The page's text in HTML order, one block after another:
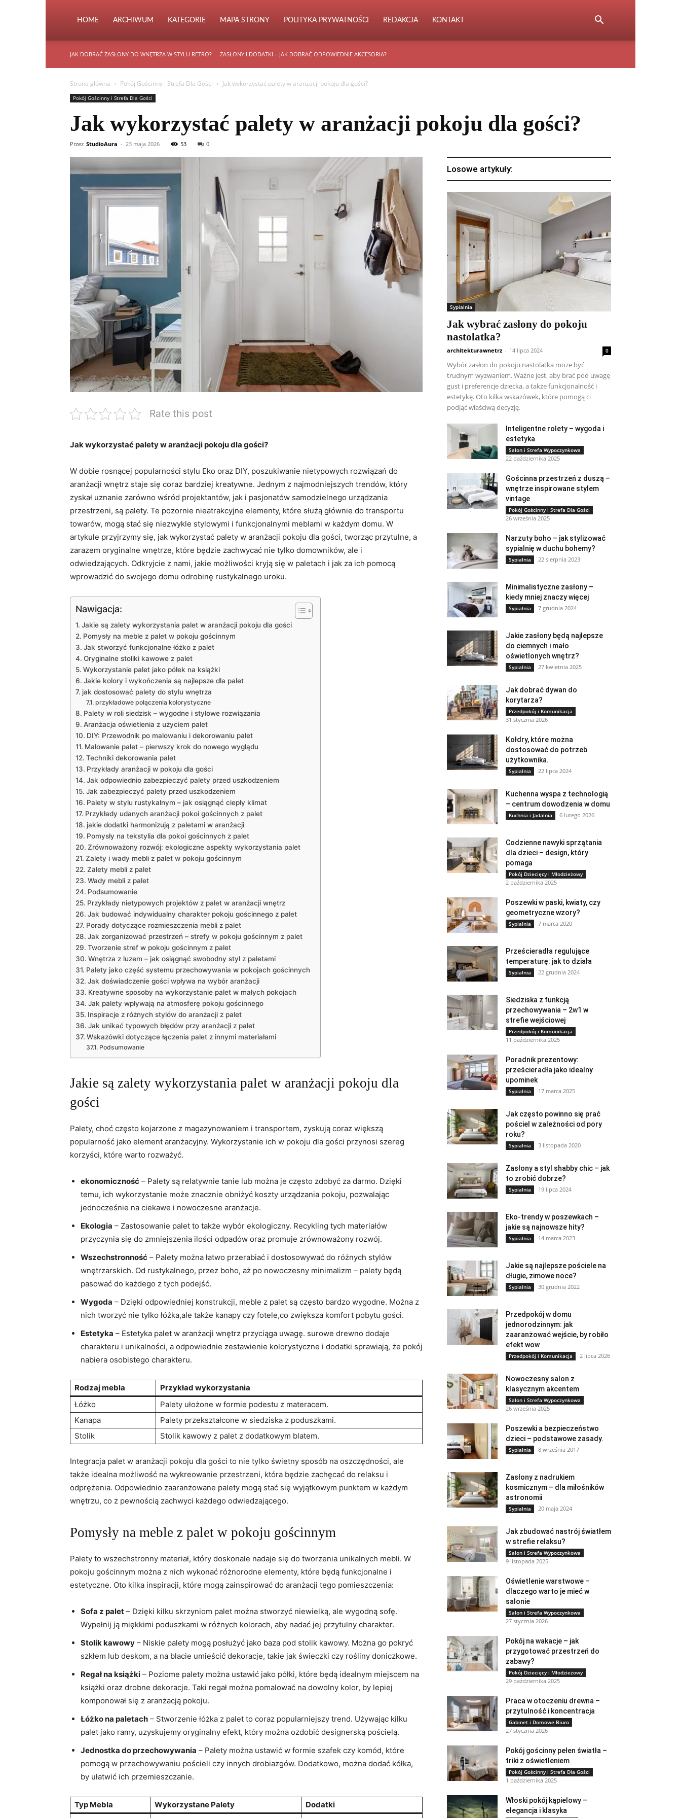
HOME ARCHIWUM KATEGORIE MAPA STRONY POLITYKA PRYWATNOŚCI REDAKCJA KONTAKT
JAK DOBRAĆ ZASŁONY DO WNĘTRZA W STYLU RETRO? ZASŁONY I DODATKI – JAK DOBRAĆ ODPOWIEDNIE AKCESORIA?
Strona główna Pokój Gościnny i Strefa Dla Gości Jak wykorzystać palety w aranżacji pokoju dla gości?
Pokój Gościnny i Strefa Dla Gości
Jak wykorzystać palety w aranżacji pokoju dla gości?
Przez StudioAura - 23 maja 2026 53 0
Rate this post
Jak wykorzystać palety w aranżacji pokoju dla gości?
W dobie rosnącej popularności stylu Eko oraz DIY, poszukiwanie nietypowych rozwiązań do
aranżacji wnętrz staje się coraz bardziej kreatywne. Jednym z najmodniejszych trendów, który
zyskał uznanie zarówno wśród projektantów, jak i pasjonatów samodzielnego urządzania
przestrzeni, są palety. Te pozornie nieatrakcyjne elementy, które służą głównie do transportu
towarów, mogą stać się niezwykle stylowymi i funkcjonalnymi meblami w każdym domu. W
artykule przyjrzymy się, jak wykorzystać palety w aranżacji pokoju dla gości, tworząc przytulne, a
zarazem oryginalne wnętrze, które będzie zachwycać nie tylko domowników, ale i
odwiedzających. Odkryjcie z nami, jakie możliwości kryją się w paletach i jak za ich pomocą
wprowadzić do swojego domu odrobinę rustykalnego uroku.
Nawigacja:
Jakie są zalety wykorzystania palet w aranżacji pokoju dla gości
Pomysły na meble z palet w pokoju gościnnym
Jak stworzyć funkcjonalne łóżko z palet
Oryginalne stoliki kawowe z palet
Wykorzystanie palet jako półek na książki
Jakie kolory i wykończenia są najlepsze dla palet
jak dostosować palety do stylu wnętrza
przykładowe połączenia kolorystyczne
Palety w roli siedzisk – wygodne i stylowe rozwiązania
Aranżacja oświetlenia z użyciem palet
DIY: Przewodnik po malowaniu i dekorowaniu palet
Malowanie palet – pierwszy krok do nowego wyglądu
Techniki dekorowania palet
Przykłady aranżacji w pokoju dla gości
Jak odpowiednio zabezpieczyć palety przed uszkodzeniem
Jak zabezpieczyć palety przed uszkodzeniem
Palety w stylu rustykalnym – jak osiągnąć ciepły klimat
Przykłady udanych aranżacji pokoi gościnnych z palet
jakie dodatki harmonizują z paletami w aranżacji
Pomysły na tekstylia dla pokoi gościnnych z palet
Zrównoważony rozwój: ekologiczne aspekty wykorzystania palet
Zalety i wady mebli z palet w pokoju gościnnym
Zalety mebli z palet
Wady mebli z palet
Podsumowanie
Przykłady nietypowych projektów z palet w aranżacji wnętrz
Jak budować indywidualny charakter pokoju gościnnego z palet
Porady dotyczące rozmieszczenia mebli z palet
Jak zorganizować przestrzeń – strefy w pokoju gościnnym z palet
Tworzenie stref w pokoju gościnnym z palet
Wnętrza z luzem – jak osiągnąć swobodny styl z paletami
Palety jako część systemu przechowywania w pokojach gościnnych
Jak doświadczenie gości wpływa na wybór aranżacji
Kreatywne sposoby na wykorzystanie palet w małych pokojach
Jak palety wpływają na atmosferę pokoju gościnnego
Inspiracje z różnych stylów do aranżacji z palet
Jak unikać typowych błędów przy aranżacji z palet
Wskazówki dotyczące łączenia palet z innymi materiałami
Podsumowanie
Jakie są zalety wykorzystania palet w aranżacji pokoju dla
gości
Palety, choć często kojarzone z magazynowaniem i transportem, zyskują coraz większą
popularność jako element aranżacyjny. Wykorzystanie ich w pokoju dla gości przynosi szereg
korzyści, które warto rozważyć.
ekonomiczność – Palety są relatywnie tanie lub można je często zdobyć za darmo. Dzięki
temu, ich wykorzystanie może znacznie obniżyć koszty urządzania pokoju, pozwalając
jednocześnie na ciekawe i nowoczesne aranżacje.
Ekologia – Zastosowanie palet to także wybór ekologiczny. Recykling tych materiałów
przyczynia się do zmniejszenia ilości odpadów oraz promuje zrównoważony rozwój.
Wszechstronność – Palety można łatwo przerabiać i dostosowywać do różnych stylów
wnętrzarskich. Od rustykalnego, przez boho, aż po nowoczesny minimalizm – palety będą
pasować do każdego z tych podejść.
Wygoda – Dzięki odpowiedniej konstrukcji, meble z palet są często bardzo wygodne. Można z
nich tworzyć nie tylko łóżka,ale także kanapy czy fotele,co zwiększa komfort pobytu gości.
Estetyka – Estetyka palet w aranżacji wnętrz przyciąga uwagę. surowe drewno dodaje
charakteru i unikalności, a odpowiednie zestawienie kolorystyczne i dodatki sprawiają, że pokój
nabiera osobistego charakteru.
Rodzaj mebla
Przykład wykorzystania
Łóżko
Palety ułożone w formie podestu z materacem.
Kanapa
Palety przekształcone w siedziska z poduszkami.
Stolik
Stolik kawowy z palet z dodatkowym blatem.
Integracja palet w aranżacji pokoju dla gości to nie tylko świetny sposób na oszczędności, ale
także idealna możliwość na wykreowanie przestrzeni, która będzie zachęcać do relaksu i
odprężenia. Odpowiednio zaaranżowane palety mogą stać się wyjątkowym punktem w każdym
wnętrzu, co z pewnością zachwyci każdego odwiedzającego.
Pomysły na meble z palet w pokoju gościnnym
Palety to wszechstronny materiał, który doskonale nadaje się do tworzenia unikalnych mebli. W
pokoju gościnnym można z nich wykonać różnorodne elementy, które będą funkcjonalne i
estetyczne. Oto kilka inspiracji, które mogą zainspirować do aranżacji tego pomieszczenia:
Sofa z palet – Dzięki kilku skrzyniom palet można stworzyć niewielką, ale wygodną sofę.
Wypełnij ją miękkimi poduszkami w różnych kolorach, aby nadać jej przytulny charakter.
Stolik kawowy – Niskie palety mogą posłużyć jako baza pod stolik kawowy. Można go pokryć
szkłem lub deskom, a na blacie umieścić dekoracje, takie jak świeczki czy rośliny doniczkowe.
Regał na książki – Poziome palety można ustawić jako półki, które będą idealnym miejscem na
książki oraz drobne dekoracje. Taki regał można pomalować na dowolny kolor, by lepiej
komponował się z aranżacją pokoju.
Łóżko na paletach – Stworzenie łóżka z palet to coraz popularniejszy trend. Używając kilku
palet jako ramy, uzyskujemy oryginalny efekt, który można ozdobić designerską pościelą.
Jednostka do przechowywania – Palety można ustawić w formie szafek czy komód, które
pomogą w przechowywaniu pościeli czy innych drobiazgów. Dodatkowo, można dodać kółka,
by ułatwić ich przemieszczanie.
Typ Mebla Wykorzystane Palety
Dodatki
Losowe artykuły:
Sypialnia
Jak wybrać zasłony do pokoju
nastolatka?
architekturawnetrz - 14 lipca 2024 0
Wybór zasłon do pokoju nastolatka może być
trudnym wyzwaniem. Ważne jest, aby brać pod uwagę
gust i preferencje dziecka, a także funkcjonalność i
estetykę. Oto kilka wskazówek, które pomogą ci
podjąć właściwą decyzję.
Inteligentne rolety – wygoda i
estetyka
Salon i Strefa Wypoczynkowa
22 października 2025
Gościnna przestrzeń z duszą –
wnętrze inspirowane stylem
vintage
Pokój Gościnny i Strefa Dla Gości
26 września 2025
Narzuty boho – jak stylizować
sypialnię w duchu bohemy?
Sypialnia 22 sierpnia 2023
Minimalistyczne zasłony –
kiedy mniej znaczy więcej
Sypialnia 7 grudnia 2024
Jakie zasłony będą najlepsze
do ciemnych i mało
oświetlonych wnętrz?
Sypialnia 27 kwietnia 2025
Jak dobrać dywan do
korytarza?
Przedpokój i Komunikacja
31 stycznia 2026
Kołdry, które można
dostosować do potrzeb
użytkownika.
Sypialnia 22 lipca 2024
Kuchenna wyspa z technologią
– centrum dowodzenia w domu
Kuchnia i Jadalnia 6 lutego 2026
Codzienne nawyki sprzątania
dla dzieci – design, który
pomaga
Pokój Dziecięcy i Młodzieżowy
2 października 2025
Poszewki w paski, kwiaty, czy
geometryczne wzory?
Sypialnia 7 marca 2020
Prześcieradła regulujące
temperaturę: jak to działa
Sypialnia 22 grudnia 2024
Siedziska z funkcją
przechowywania – 2w1 w
strefie wejściowej
Przedpokój i Komunikacja
11 października 2025
Poradnik prezentowy:
prześcieradła jako idealny
upominek
Sypialnia 17 marca 2025
Jak często powinno się prać
pościel w zależności od pory
roku?
Sypialnia 3 listopada 2020
Zasłony a styl shabby chic – jak
to zrobić dobrze?
Sypialnia 19 lipca 2024
Eko-trendy w poszewkach –
jakie są najnowsze hity?
Sypialnia 14 marca 2023
Jakie są najlepsze pościele na
długie, zimowe noce?
Sypialnia 30 grudnia 2022
Przedpokój w domu
jednorodzinnym: jak
zaaranżować wejście, by robiło
efekt wow
Przedpokój i Komunikacja 2 lipca 2026
Nowoczesny salon z
klasycznym akcentem
Salon i Strefa Wypoczynkowa
26 września 2025
Poszewki a bezpieczeństwo
dzieci – podstawowe zasady.
Sypialnia 8 września 2017
Zasłony z nadrukiem
kosmicznym – dla miłośników
astronomii
Sypialnia 20 maja 2024
Jak zbudować nastrój światłem
w strefie relaksu?
Salon i Strefa Wypoczynkowa
9 listopada 2025
Oświetlenie warstwowe –
dlaczego warto je mieć w
salonie
Salon i Strefa Wypoczynkowa
27 stycznia 2026
Pokój na wakacje – jak
przygotować przestrzeń do
zabawy?
Pokój Dziecięcy i Młodzieżowy
29 października 2025
Praca w otoczeniu drewna –
przytulność i koncentracja
Gabinet i Domowe Biuro
27 stycznia 2026
Pokój gościnny pełen światła –
triki z oświetleniem
Pokój Gościnny i Strefa Dla Gości
1 października 2025
Włoski pokój kąpielowy –
elegancja i klasyka